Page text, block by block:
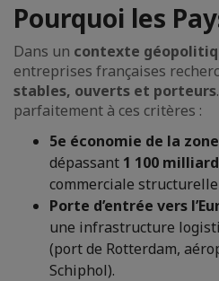
Pourquoi les
Dans un contexte
entreprises françaises
stables, ouverts et porteurs
parfaitement à ces critères :
5e économie de la
dépassant 1 100
commerciale
Porte d’entrée vers
une infrastructure
(port de Rotterdam,
Schiphol).